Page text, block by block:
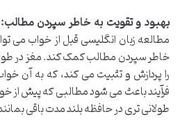
بهبود و تقویت به خاطر سپردن مطالب:
مطالعه زبان انگلیسی قبل از خواب می
خاطر سپردن مطالب کمک کند. مغز در
را پردازش و تثبیت می کند، که به آن
فرآیند باعث می شود مطالبی که پیش از
طولانی تری در حافظه بلند مدت باقی